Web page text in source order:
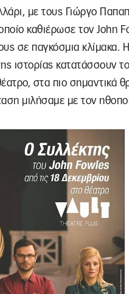
με τους Γιώργο
καθιέρωσε τον John
σε παγκόσμια κλίμακα.
ιστορίας κατατάσσουν
στα πιο σημαντικά
μιλήσαμε με τον